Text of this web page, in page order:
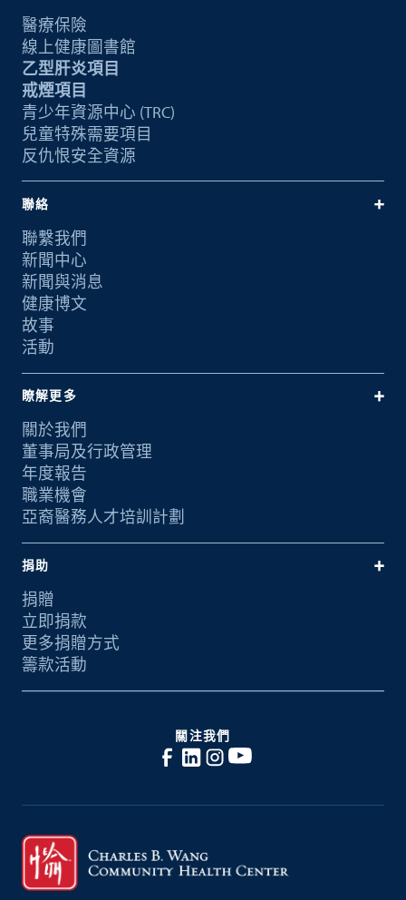
醫療保險
線上健康圖書館
乙型肝炎項目
戒煙項目
青少年資源中心 (TRC)
兒童特殊需要項目
反仇恨安全資源
聯絡
聯繫我們
新聞中心
新聞與消息
健康博文
故事
活動
瞭解更多
關於我們
董事局及行政管理
年度報告
職業機會
亞裔醫務人才培訓計劃
捐助
捐贈
立即捐款
更多捐贈方式
籌款活動
關注我們